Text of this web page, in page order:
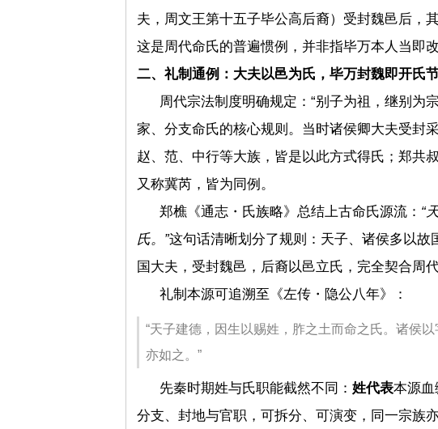
夫，周文王第十五子毕公高后裔）受封魏邑后，
这是周代命氏的普遍惯例，并非指毕万本人当即
二、礼制通例：大夫以邑为氏，毕万封魏即开氏
周代宗法制度明确规定：“别子为祖，继别为
家、分支命氏的核心规则。当时诸侯卿大夫受封
赵、范、中行等大族，皆是以此方式得氏；郑共
又称冀芮，皆为同例。
郑樵《通志・氏族略》总结上古命氏源流： “
氏。”这句话清晰划分了规则：天子、诸侯多以
国大夫，受封魏邑，后裔以邑立氏，完全契合周代
礼制本源可追溯至《左传・隐公八年》：
“天子建德，因生以赐姓，胙之土而命之氏。诸侯
亦如之。”
先秦时期姓与氏职能截然不同： 姓代表本源血
分支、封地与官职，可拆分、可演变，同一宗族